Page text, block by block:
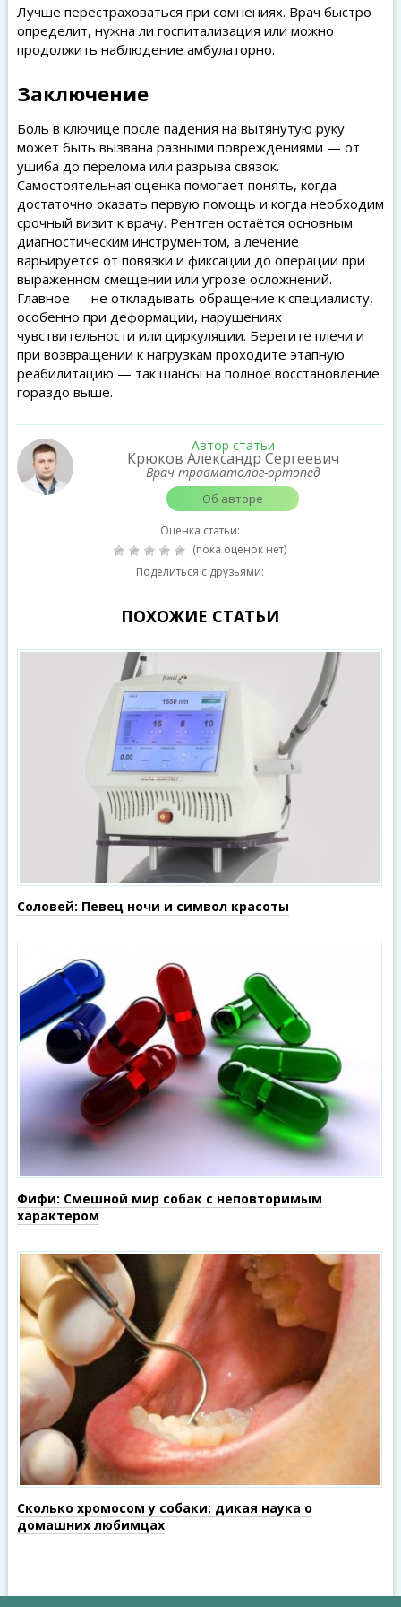
Лучше перестраховаться при сомнениях. Врач быстро
определит, нужна ли госпитализация или можно
продолжить наблюдение амбулаторно.
Заключение
Боль в ключице после падения на вытянутую руку
может быть вызвана разными повреждениями — от
ушиба до перелома или разрыва связок.
Самостоятельная оценка помогает понять, когда
достаточно оказать первую помощь и когда необходим
срочный визит к врачу. Рентген остаётся основным
диагностическим инструментом, а лечение
варьируется от повязки и фиксации до операции при
выраженном смещении или угрозе осложнений.
Главное — не откладывать обращение к специалисту,
особенно при деформации, нарушениях
чувствительности или циркуляции. Берегите плечи и
при возвращении к нагрузкам проходите этапную
реабилитацию — так шансы на полное восстановление
гораздо выше.
Автор статьи
Крюков Александр Сергеевич
Врач травматолог-ортопед
Об авторе
Оценка статьи:
(пока оценок нет)
Поделиться с друзьями:
ПОХОЖИЕ СТАТЬИ
Соловей: Певец ночи и символ красоты
Фифи: Смешной мир собак с неповторимым
характером
Сколько хромосом у собаки: дикая наука о
домашних любимцах